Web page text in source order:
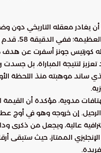
أن يغادر معقله التاريخي
فنية تليق بمكانته
كورتيس جونز أسفرت عن هدف
لنتيجة المباراة، بل جسدت
ساند موهبته منذ اللحظة
مدوية، مؤكدة أن القيمة
إن خروجه وهو في أوج
عالية، ويجعل من ذكرى
الممتاز، حيث ستبقى